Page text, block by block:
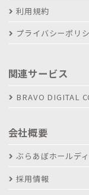
利用規約
プライバシーポリ
関連サービス
BRAVO DIGITAL
会社概要
ぶらあぼホールデ
採用情報